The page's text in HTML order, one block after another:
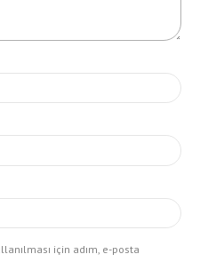
için adım, e-posta